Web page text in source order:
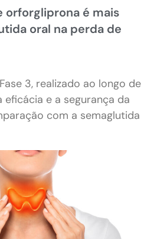
orforgliprona é mais
oral na perda de
3, realizado ao longo de
eficácia e a segurança da
com a semaglutida